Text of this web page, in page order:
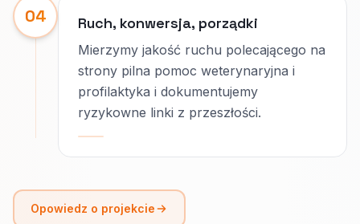
04 Ruch, konwersja, porządki
Mierzymy jakość ruchu polecającego na
strony pilna pomoc weterynaryjna i
profilaktyka i dokumentujemy
ryzykowne linki z przeszłości.
Opowiedz o projekcie